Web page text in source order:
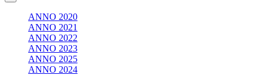
ANNO 2020
ANNO 2021
ANNO 2022
ANNO 2023
ANNO 2025
ANNO 2024